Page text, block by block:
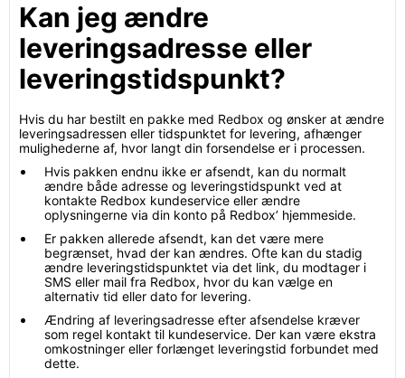
Kan jeg ændre
leveringsadresse eller
leveringstidspunkt?
Hvis du har bestilt en pakke med Redbox og ønsker at ændre
leveringsadressen eller tidspunktet for levering, afhænger
mulighederne af, hvor langt din forsendelse er i processen.
Hvis pakken endnu ikke er afsendt, kan du normalt
ændre både adresse og leveringstidspunkt ved at
kontakte Redbox kundeservice eller ændre
oplysningerne via din konto på Redbox’ hjemmeside.
Er pakken allerede afsendt, kan det være mere
begrænset, hvad der kan ændres. Ofte kan du stadig
ændre leveringstidspunktet via det link, du modtager i
SMS eller mail fra Redbox, hvor du kan vælge en
alternativ tid eller dato for levering.
Ændring af leveringsadresse efter afsendelse kræver
som regel kontakt til kundeservice. Der kan være ekstra
omkostninger eller forlænget leveringstid forbundet med
dette.